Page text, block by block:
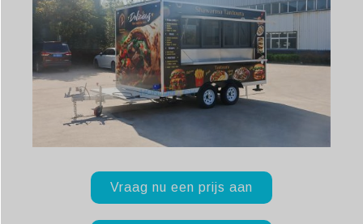
Vraag nu een prijs aan